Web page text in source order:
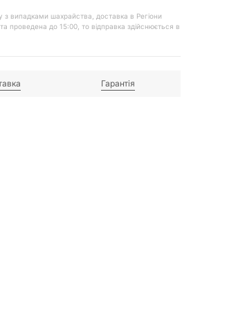
з випадками шахрайства, доставка в Регіони
проведена до 15:00, то відправка здійснюється в
Гарантія